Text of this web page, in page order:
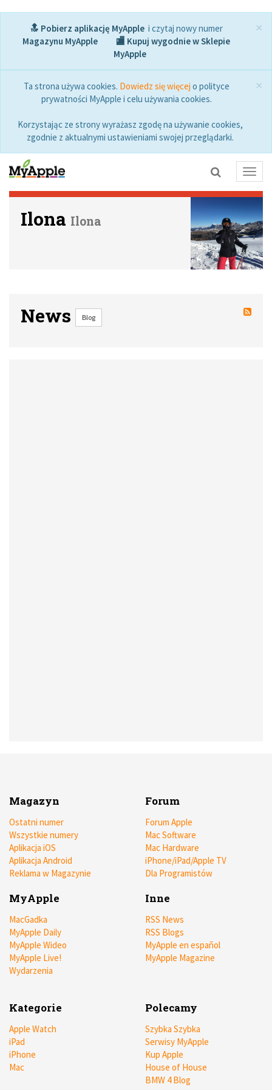
×
🔝 Pobierz aplikację MyApple i czytaj nowy numer
Magazynu MyApple
🏬 Kupuj wygodnie w Sklepie
MyApple
×
Ta strona używa cookies. Dowiedz się więcej o polityce
prywatności MyApple i celu używania cookies.
Korzystając ze strony wyrażasz zgodę na używanie cookies,
zgodnie z aktualnymi ustawieniami swojej przeglądarki.
Ilona Ilona
News Blog
Magazyn
Ostatni numer
Wszystkie numery
Aplikacja iOS
Aplikacja Android
Reklama w Magazynie
Forum
Forum Apple
Mac Software
Mac Hardware
iPhone/iPad/Apple TV
Dla Programistów
MyApple
MacGadka
MyApple Daily
MyApple Wideo
MyApple Live!
Wydarzenia
Inne
RSS News
RSS Blogs
MyApple en español
MyApple Magazine
Kategorie
Apple Watch
iPad
iPhone
Mac
Polecamy
Szybka Szybka
Serwisy MyApple
Kup Apple
House of House
BMW 4 Blog